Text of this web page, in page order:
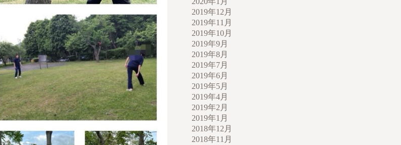
2019年12月
2019年11月
2019年10月
2019年9月
2019年8月
2019年7月
2019年6月
2019年5月
2019年4月
2019年2月
2019年1月
2018年12月
2018年11月